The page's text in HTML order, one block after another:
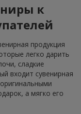
к
продукция
легко дарить
сладкие
входит сувенирная
а мягко его